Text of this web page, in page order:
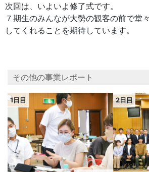
次回は、いよいよ修了式です。
７期生のみんなが大勢の観客の前で堂
してくれることを期待しています。
その他の事業レポート
1日目 2日目